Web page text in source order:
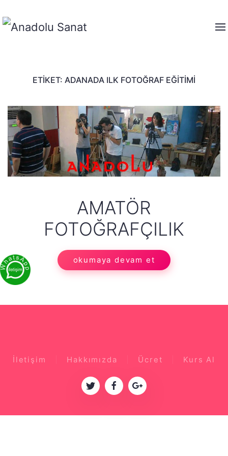
ETIKET: ADANADA ILK FOTOĞRAF EĞITIMI
AMATÖR
FOTOĞRAFÇILIK
okumaya devam et
İletişim Hakkımızda Ücret Kurs Al